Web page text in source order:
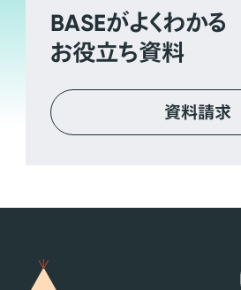
BASEがよくわかる
お役立ち資料
資料請求